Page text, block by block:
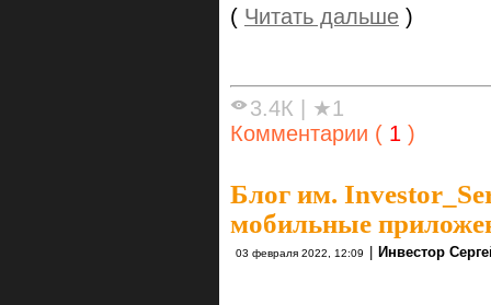
( Читать дальше )
3.4К | ★1
Комментарии ( 1 )
Блог им.
мобильные
03 февраля 2022, 12:09 | Инвестор